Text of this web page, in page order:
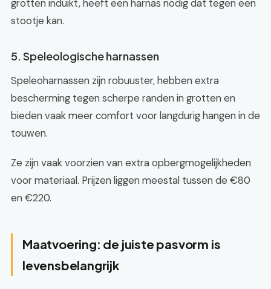
grotten induikt, heeft een harnas nodig dat tegen een
stootje kan.
5. Speleologische harnassen
Speleoharnassen zijn robuuster, hebben extra
bescherming tegen scherpe randen in grotten en
bieden vaak meer comfort voor langdurig hangen in de
touwen.
Ze zijn vaak voorzien van extra opbergmogelijkheden
voor materiaal. Prijzen liggen meestal tussen de €80
en €220.
Maatvoering: de juiste pasvorm is
levensbelangrijk